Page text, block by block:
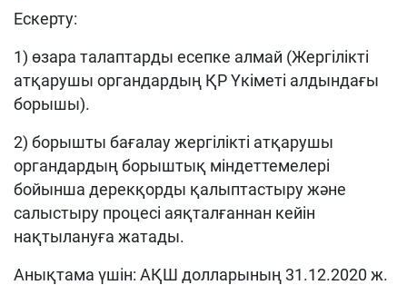
Ескерту:
1) өзара талаптарды есепке алмай (Жергілікті
атқарушы органдардың ҚР Үкіметі алдындағы
борышы).
2) борышты бағалау жергілікті атқарушы
органдардың борыштық міндеттемелері
бойынша дерекқорды қалыптастыру және
салыстыру процесі аяқталғаннан кейін
нақтылануға жатады.
Анықтама үшін: АҚШ долларының 31.12.2020 ж.